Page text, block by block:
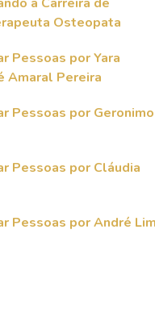
Osteopata
Pessoas por Yara
Amaral Pereira
Pessoas por Geronimo
Pessoas por Cláudia
Pessoas por André